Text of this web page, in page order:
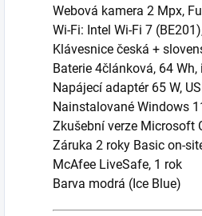
Webová kamera 2 Mpx,
Wi-Fi: Intel Wi-Fi 7
Klávesnice česká +
Baterie 4článková, 64
Napájecí adaptér 65 W,
Nainstalované Windows
Zkušební verze Microsoft
Záruka 2 roky Basic on-
McAfee LiveSafe, 1 rok
Barva modrá (Ice Blue)